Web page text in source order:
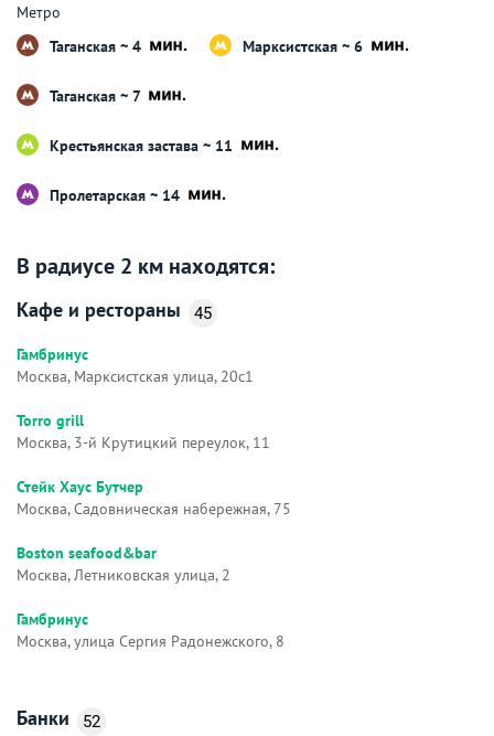
Метро
Таганская ~ 4
Марксистская ~ 6
Таганская ~ 7
Крестьянская застава ~ 11
Пролетарская ~ 14
В радиусе 2 км находятся:
Кафе и рестораны 45
Гамбринус
Москва, Марксистская улица, 20с1
Torro grill
Москва, 3-й Крутицкий переулок, 11
Стейк Хаус Бутчер
Москва, Садовническая набережная, 75
Boston seafood&bar
Москва, Летниковская улица, 2
Гамбринус
Москва, улица Сергия Радонежского, 8
Банки 52